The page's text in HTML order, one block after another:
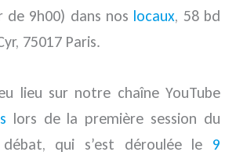
de 9h00) dans nos locaux, 58 bd
75017 Paris.
lieu sur notre chaîne YouTube
lors de la première session du
qui s’est déroulée le 9